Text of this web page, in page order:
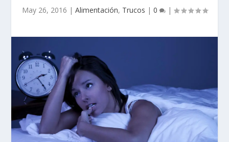
May 26, 2016 | Alimentación, Trucos | 0 |